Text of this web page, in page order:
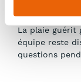
enflure
La plaie guérit
équipe reste
questions